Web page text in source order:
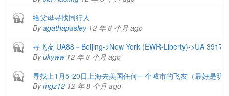
Closed topic给父母寻找同行人
Byagathapasley12 年 8 个月 ago
Closed topic寻飞友 UA88－Beijing->New York (EWR-Liberty)->UA 3917
Byukyww12 年 8 个月 ago
Closed topic寻找上1月5-20日上海去美国任何一个城市的飞友（最好是明
Bymgz12 12 年 8 个月 ago